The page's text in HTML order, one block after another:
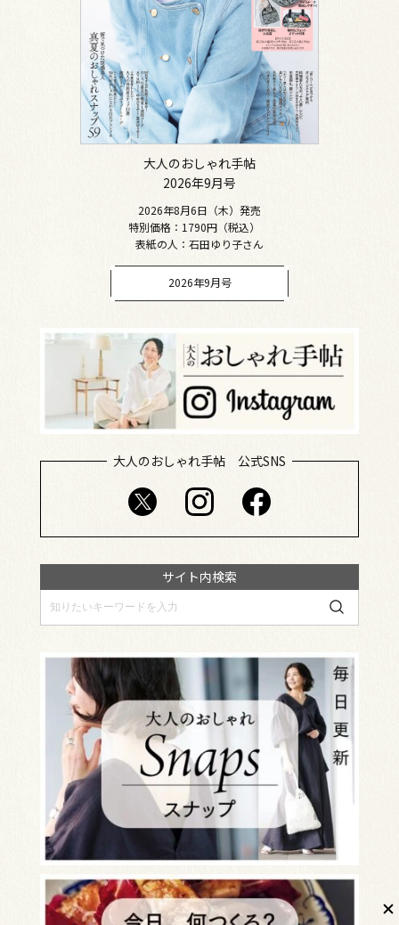
大人のおしゃれ手帖
2026年9月号
2026年8月6日（木）発売
特別価格：1790円（税込）
表紙の人：石田ゆり子さん
2026年9月号
大人のおしゃれ手帖 公式SNS
サイト内検索